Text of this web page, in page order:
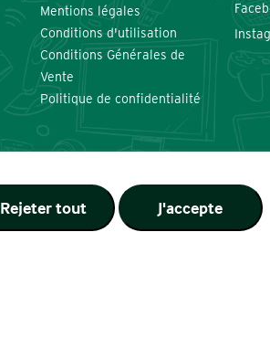
Mentions légales
Conditions d'utilisation
Conditions Générales de
Vente
Politique de confidentialité
Rejeter tout J'accepte